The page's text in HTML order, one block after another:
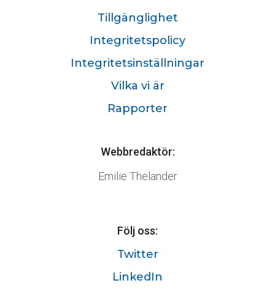
Tillgänglighet
Integritetspolicy
Integritetsinställningar
Vilka vi är
Rapporter
Webbredaktör:
Emilie Thelander
Följ oss:
Twitter
LinkedIn